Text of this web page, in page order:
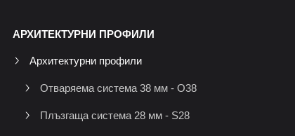
АРХИТЕКТУРНИ ПРОФИЛИ
Архитектурни профили
Отваряема система 38 мм - O38
Плъзгаща система 28 мм - S28